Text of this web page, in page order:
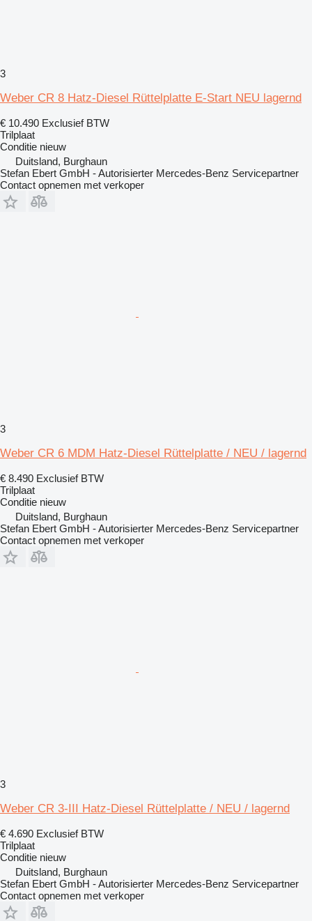
3
Weber CR 8 Hatz-Diesel Rüttelplatte E-Start NEU lagernd
€ 10.490 Exclusief BTW
Trilplaat
Conditie nieuw
Duitsland, Burghaun
Stefan Ebert GmbH - Autorisierter Mercedes-Benz Servicepartner
Contact opnemen met verkoper
3
Weber CR 6 MDM Hatz-Diesel Rüttelplatte / NEU / lagernd
€ 8.490 Exclusief BTW
Trilplaat
Conditie nieuw
Duitsland, Burghaun
Stefan Ebert GmbH - Autorisierter Mercedes-Benz Servicepartner
Contact opnemen met verkoper
3
Weber CR 3-III Hatz-Diesel Rüttelplatte / NEU / lagernd
€ 4.690 Exclusief BTW
Trilplaat
Conditie nieuw
Duitsland, Burghaun
Stefan Ebert GmbH - Autorisierter Mercedes-Benz Servicepartner
Contact opnemen met verkoper